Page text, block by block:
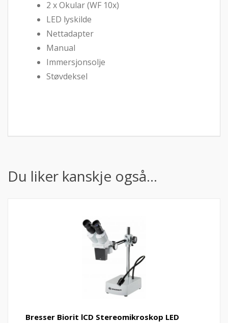
2 x Okular (WF 10x)
LED lyskilde
Nettadapter
Manual
Immersjonsolje
Støvdeksel
Du liker kanskje også…
Bresser Biorit lCD Stereomikroskop LED